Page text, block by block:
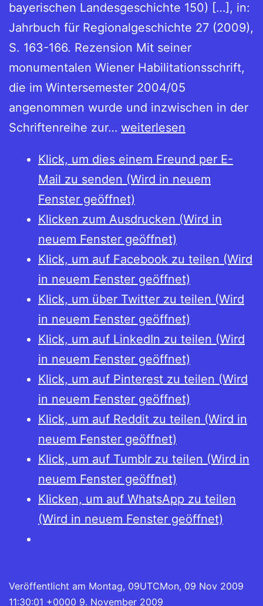
bayerischen Landesgeschichte 150) […], in:
Jahrbuch für Regionalgeschichte 27 (2009),
S. 163-166. Rezension Mit seiner
monumentalen Wiener Habilitationsschrift,
die im Wintersemester 2004/05
angenommen wurde und inzwischen in der
Schriftenreihe zur… Hubert
Bayerns
Münzgeschichte
im
15.
Jahrhundert.
Münzpolitik
und
Münzprägung
der
bayerischen
Herzogtümer
und
ihrer
Nachbarn
von
1390
bis
1470
weiterlesen
Klick, um dies einem Freund per E-
Mail zu senden (Wird in neuem
Fenster geöffnet)
Klicken zum Ausdrucken (Wird in
neuem Fenster geöffnet)
Klick, um auf Facebook zu teilen (Wird
in neuem Fenster geöffnet)
Klick, um über Twitter zu teilen (Wird
in neuem Fenster geöffnet)
Klick, um auf LinkedIn zu teilen (Wird
in neuem Fenster geöffnet)
Klick, um auf Pinterest zu teilen (Wird
in neuem Fenster geöffnet)
Klick, um auf Reddit zu teilen (Wird in
neuem Fenster geöffnet)
Klick, um auf Tumblr zu teilen (Wird in
neuem Fenster geöffnet)
Klicken, um auf WhatsApp zu teilen
(Wird in neuem Fenster geöffnet)
Veröffentlicht am Montag, 09UTCMon, 09 Nov 2009
11:30:01 +0000 9. November 2009